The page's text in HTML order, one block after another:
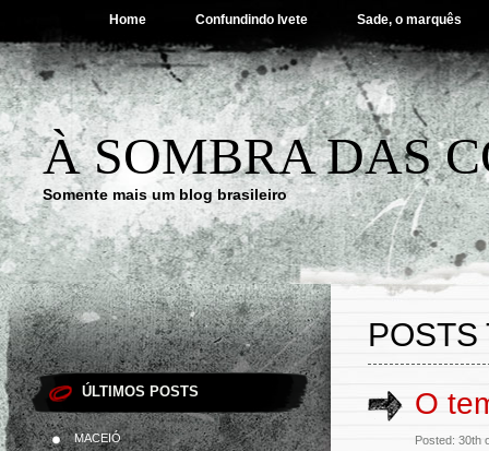
Home Confundindo Ivete Sade, o marquês
À SOMBRA DAS
Somente mais um blog brasileiro
ÚLTIMOS POSTS
MACEIÓ
POSTS
O
Posted: 30th